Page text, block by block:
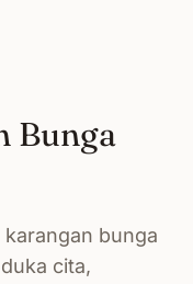
Bunga
bunga
cita,